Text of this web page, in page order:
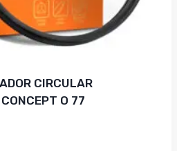
CIRCULAR
O 77